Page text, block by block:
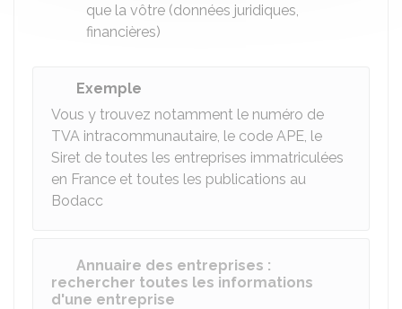
que la vôtre (données juridiques,
financières)
Exemple
Vous y trouvez notamment le numéro de
TVA intracommunautaire, le code APE, le
Siret de toutes les entreprises immatriculées
en France et toutes les publications au
Bodacc
Annuaire des entreprises :
rechercher toutes les informations
d'une entreprise